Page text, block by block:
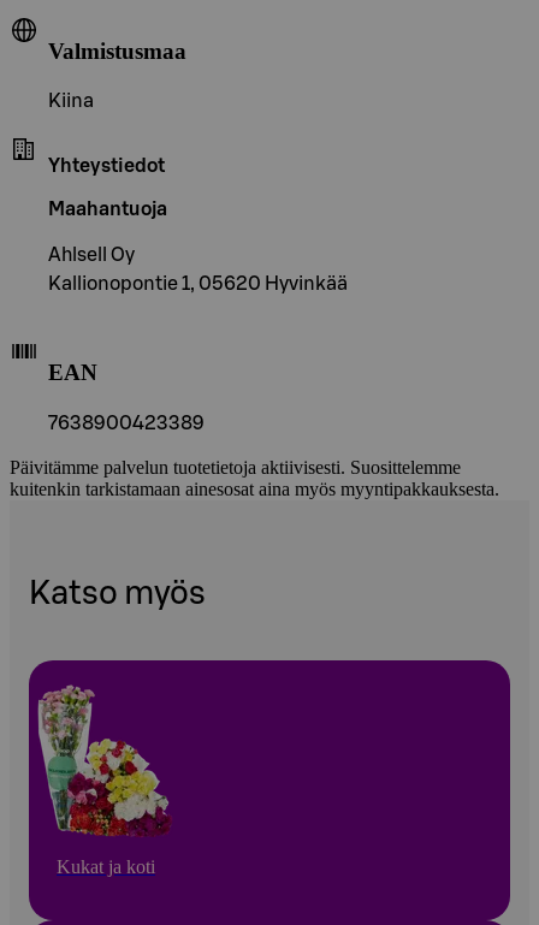
Valmistusmaa
Kiina
Yhteystiedot
Maahantuoja
Ahlsell Oy
Kallionopontie 1, 05620 Hyvinkää
EAN
7638900423389
Päivitämme palvelun tuotetietoja aktiivisesti. Suosittelemme
kuitenkin tarkistamaan ainesosat aina myös myyntipakkauksesta.
Katso myös
Kukat ja koti